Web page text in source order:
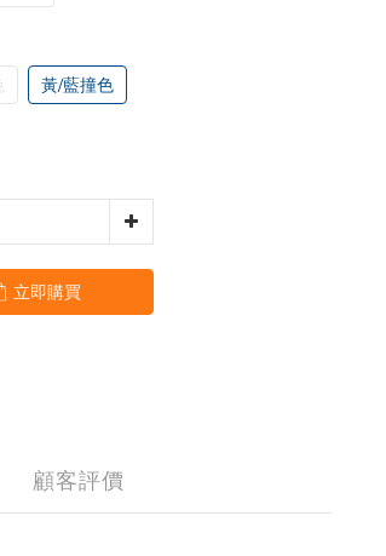
黃/藍撞色
立即購買
顧客評價